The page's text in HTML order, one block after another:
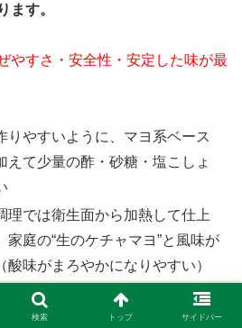
ます。
やすさ・安全性・安定した味が最
りやすいように、マヨ系ベース
えて少量の酢・砂糖・塩こしょ
理では衛生面から加熱して仕上
家庭の“生のケチャマヨ”と風味が
味がまろやかになりやすい）
（マヨ）・乳（牛乳/生クリー
るので、家庭で再現するときは
検索 トップ サイドバー